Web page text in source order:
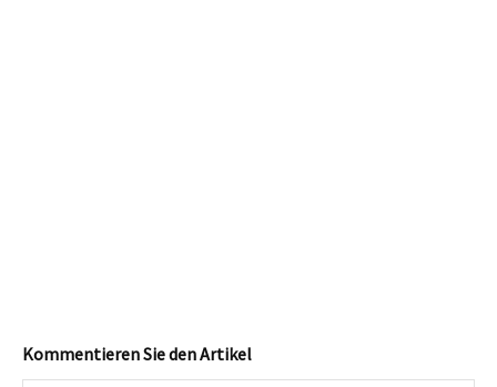
Kommentieren Sie den Artikel